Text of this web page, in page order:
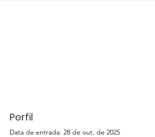
Perfil
Data de entrada: 28 de out. de 2025